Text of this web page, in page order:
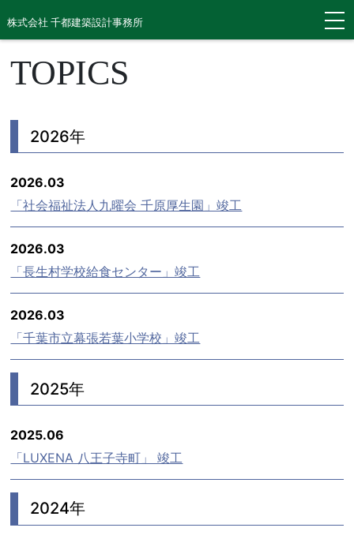
株式会社 千都建築設計事務所
TOPICS
2026年
2026.03
「社会福祉法人九曜会 千原厚生園」竣工
2026.03
「長生村学校給食センター」竣工
2026.03
「千葉市立幕張若葉小学校」竣工
2025年
2025.06
「LUXENA 八王子寺町」 竣工
2024年